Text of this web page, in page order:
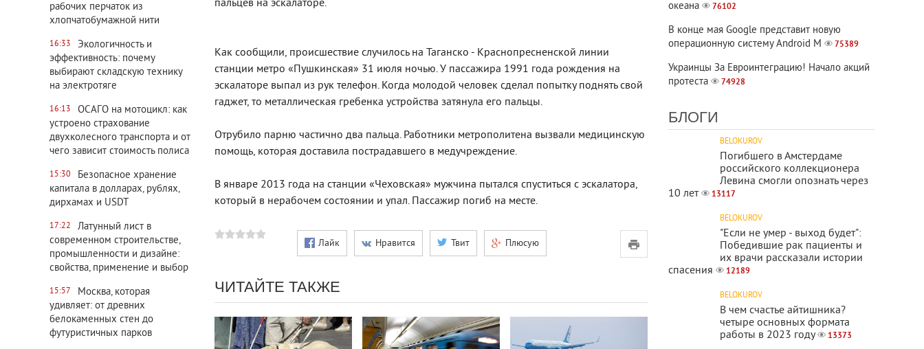
рабочих перчаток из
хлопчатобумажной нити
16:33
Экологичность и
эффективность: почему
выбирают складскую технику
на электротяге
16:13
ОСАГО на мотоцикл: как
устроено страхование
двухколесного транспорта и от
чего зависит стоимость полиса
15:30
Безопасное хранение
капитала в долларах, рублях,
дирхамах и USDT
17:22
Латунный лист в
современном строительстве,
промышленности и дизайне:
свойства, применение и выбор
15:57
Москва, которая
удивляет: от древних
белокаменных стен до
футуристичных парков
пальцев на эскалаторе.
Как сообщили, происшествие случилось на Таганско - Краснопресненской линии
станции метро «Пушкинская» 31 июля ночью. У пассажира 1991 года рождения на
эскалаторе выпал из рук телефон. Когда молодой человек сделал попытку поднять свой
гаджет, то металлическая гребенка устройства затянула его пальцы.
Отрубило парню частично два пальца. Работники метрополитена вызвали медицинскую
помощь, которая доставила пострадавшего в медучреждение.
В январе 2013 года на станции «Чеховская» мужчина пытался спуститься с эскалатора,
который в нерабочем состоянии и упал. Пассажир погиб на месте.
Лайк Нравится Твит Плюсую
ЧИТАЙТЕ ТАКЖЕ
океана
76102
В конце мая Google представит новую
операционную систему Android M
75389
Украинцы За Евроинтеграцию! Начало акций
протеста
74928
БЛОГИ
BELOKUROV
Погибшего в Амстердаме
российского коллекционера
Левина смогли опознать через
10 лет
13117
BELOKUROV
"Если не умер - выход будет":
Победившие рак пациенты и
их врачи рассказали истории
спасения
12189
BELOKUROV
В чем счастье айтишника?
четыре основных формата
работы в 2023 году
13373